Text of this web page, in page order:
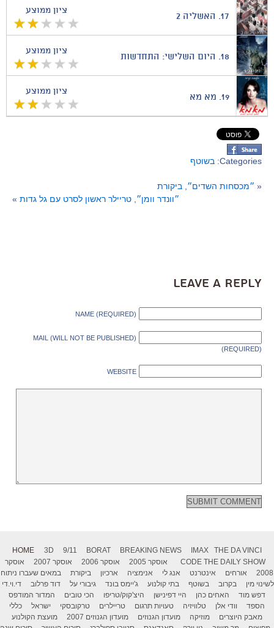
ציון ממוצע
17. האשליה 2
ציון ממוצע
18. היום השלישי: התחדשות
ציון ממוצע
19. מא מא
Categories: בשוטף
« ״מכסחות השדים״, ביקורת
״וונדר וומן״, טריילר ראשון לסרט עם גל גדות »
Leave a Reply
NAME (REQUIRED)
MAIL (WILL NOT BE PUBLISHED)
(REQUIRED)
WEBSITE
HOME 3D 9/11 BORAT BREAKING NEWS IMAX
THE DA VINCI
CODE THE DAILY SHOW אוסקר 2005 אוסקר 2006 אוסקר 2007
אוסקר
2008
אורחים אינטרנט אנג לי אנימציה ארכיון ביקורת
במאים שעברו ניתוח
לשינוי מין
בקרוב בשוטף בתי קולנוע ג'יימס בונד גיבורי על דוד פרלוב
די.וי.די
דפש מוד
האחים כהן היי דפינישן היצ'קוק/טריפו הכי טובים
המדור המודפס
הספד
וודי אלן טלוויזיה טעויות תרגום טריילרים טרקובסקי ישראל
כללי
מאבק היוצרים
מוזיקה מועדון הגנוזים מועדון הגנוזים 2007
מועצת הקולנוע